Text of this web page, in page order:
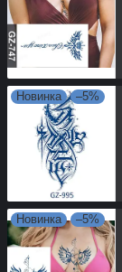
Новинка –5%
Новинка –5%